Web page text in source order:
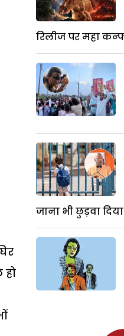
रिलीज पर महा
जाना भी छुड़वा दिया